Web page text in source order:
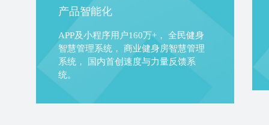
产品智能化
APP及小程序用户160万+， 全民健身
智慧管理系统， 商业健身房智慧管理
系统， 国内首创速度与力量反馈系
统。